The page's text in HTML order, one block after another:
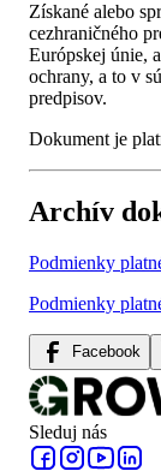
Získané alebo
cezhraničného
Európskej únie,
ochrany, a to v
predpisov.
Dokument je
Archív
Podmienky
Podmienky
Facebook
Sleduj nás